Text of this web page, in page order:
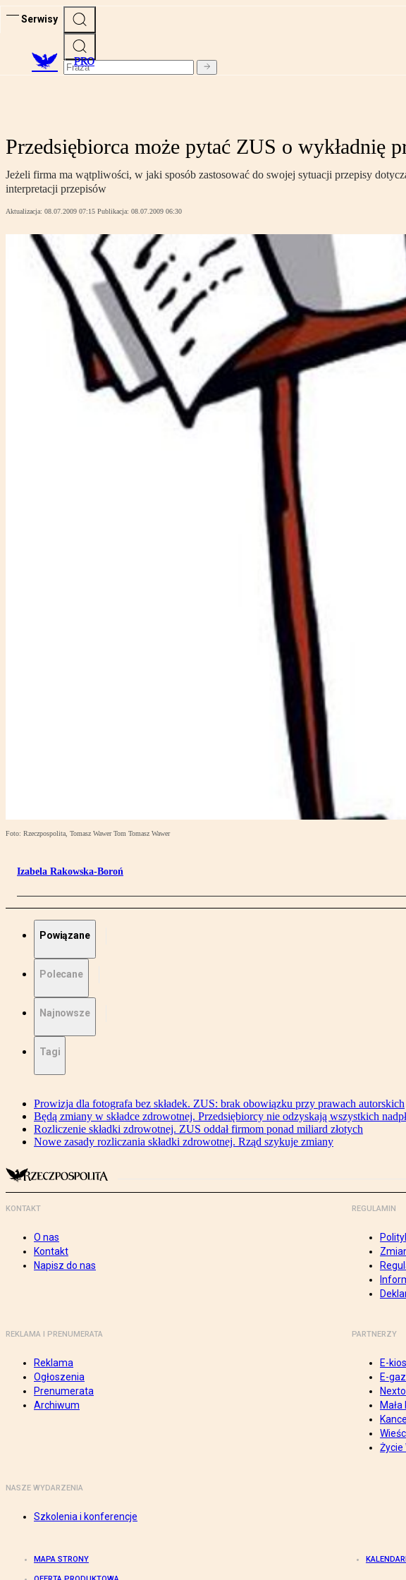
Serwisy
PRO
Przedsiębiorca może pytać ZUS o wykładnię
Jeżeli firma ma wątpliwości, w jaki sposób zastosować do swojej sytuacji przepisy
interpretacji przepisów
Aktualizacja: 08.07.2009 07:15 Publikacja: 08.07.2009 06:30
Foto: Rzeczpospolita, Tomasz Wawer Tom Tomasz Wawer
Izabela Rakowska-Boroń
Powiązane
Polecane
Najnowsze
Tagi
Prowizja dla fotografa bez składek. ZUS: brak obowiązku przy prawach autorskich
Będą zmiany w składce zdrowotnej. Przedsiębiorcy nie odzyskają wszystkich
Rozliczenie składki zdrowotnej. ZUS oddał firmom ponad miliard złotych
Nowe zasady rozliczania składki zdrowotnej. Rząd szykuje zmiany
KONTAKT
O nas
Kontakt
Napisz do nas
REGULAMIN
REKLAMA I PRENUMERATA
Reklama
Ogłoszenia
Prenumerata
Archiwum
PARTNERZY
E-
E-
Życie
NASZE WYDARZENIA
Szkolenia i konferencje
MAPA STRONY